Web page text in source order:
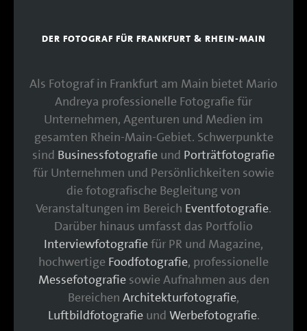
DER FOTOGRAF FÜR FRANKFURT & RHEIN-MAIN
Als Fotograf in Frankfurt am Main bietet Mario
Andreya professionelle Fotografie für
Unternehmen, Agenturen und Medien im
gesamten Rhein-Main-Gebiet. Schwerpunkte
sind Businessfotografie und Porträtfotografie
für Unternehmen und Persönlichkeiten sowie
die fotografische Begleitung von
Veranstaltungen im Bereich Eventfotografie.
Darüber hinaus umfasst das Portfolio
Interviewfotografiefür PR und Magazine,
hochwertige Foodfotografie, professionelle
Messefotografiesowie Aufnahmen aus den
Bereichen Architekturfotografie,
Luftbildfotografieund Werbefotografie.